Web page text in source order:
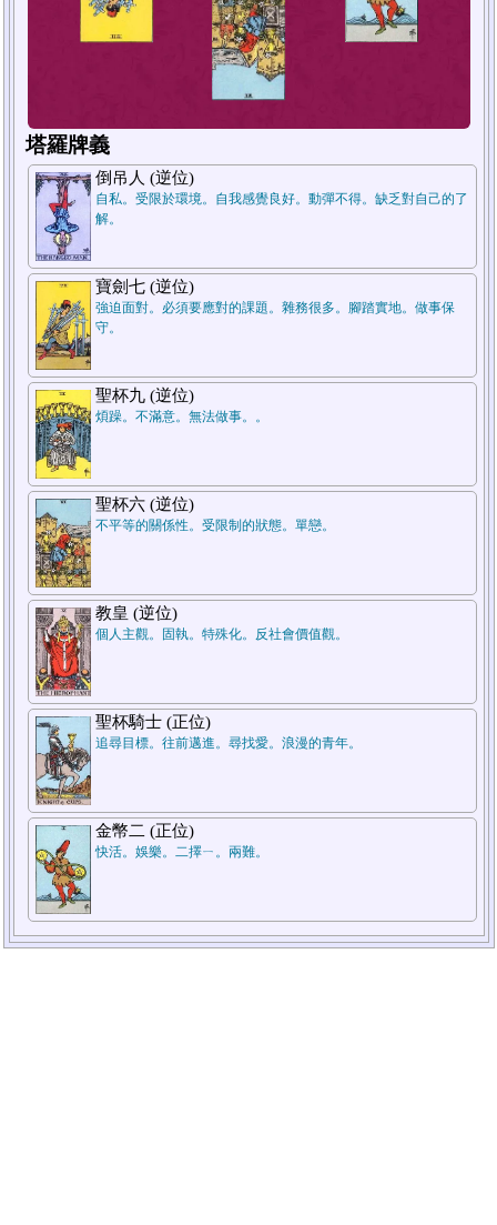
2.現在
5.週遭狀況
塔羅牌義
倒吊人 (逆位)
自私。受限於環境。自我感覺良好。動彈不得。缺乏對自己的了
解。
寶劍七 (逆位)
強迫面對。必須要應對的課題。雜務很多。腳踏實地。做事保
守。
聖杯九 (逆位)
煩躁。不滿意。無法做事。。
聖杯六 (逆位)
不平等的關係性。受限制的狀態。單戀。
教皇 (逆位)
個人主觀。固執。特殊化。反社會價值觀。
聖杯騎士 (正位)
追尋目標。往前邁進。尋找愛。浪漫的青年。
金幣二 (正位)
快活。娛樂。二擇ㄧ。兩難。